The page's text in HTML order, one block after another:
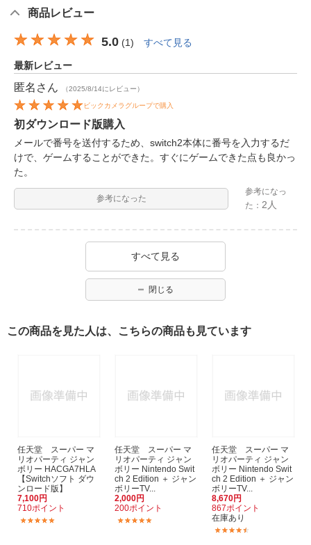
商品レビュー
5.0 (1) すべて見る
最新レビュー
匿名 さん （2025/8/14にレビュー）
ビックカメラグループで購入
初ダウンロード版購入
メールで番号を送付するため、switch2本体に番号を入力するだ
けで、ゲームすることができた。すぐにゲームできた点も良かっ
た。
参考になった
参考になっ
た： 2人
すべて見る
閉じる
この商品を見た人は、こちらの商品も見ています
任天堂 スーパー マ
リオパーティ ジャン
ボリー HACGA7HLA
【Switchソフト ダウ
ンロード版】
7,100円
710ポイント
任天堂 スーパー マ
リオパーティ ジャン
ボリー Nintendo Swit
ch 2 Edition ＋ ジャン
ボリーTV...
2,000円
200ポイント
任天堂 スーパー マ
リオパーティ ジャン
ボリー Nintendo Swit
ch 2 Edition ＋ ジャン
ボリーTV...
8,670円
867ポイント
在庫あり